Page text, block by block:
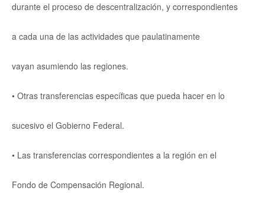
durante el proceso de descentralización, y correspondientes
a cada una de las actividades que paulatinamente
vayan asumiendo las regiones.
• Otras transferencias específicas que pueda hacer en lo
sucesivo el Gobierno Federal.
• Las transferencias correspondientes a la región en el
Fondo de Compensación Regional.